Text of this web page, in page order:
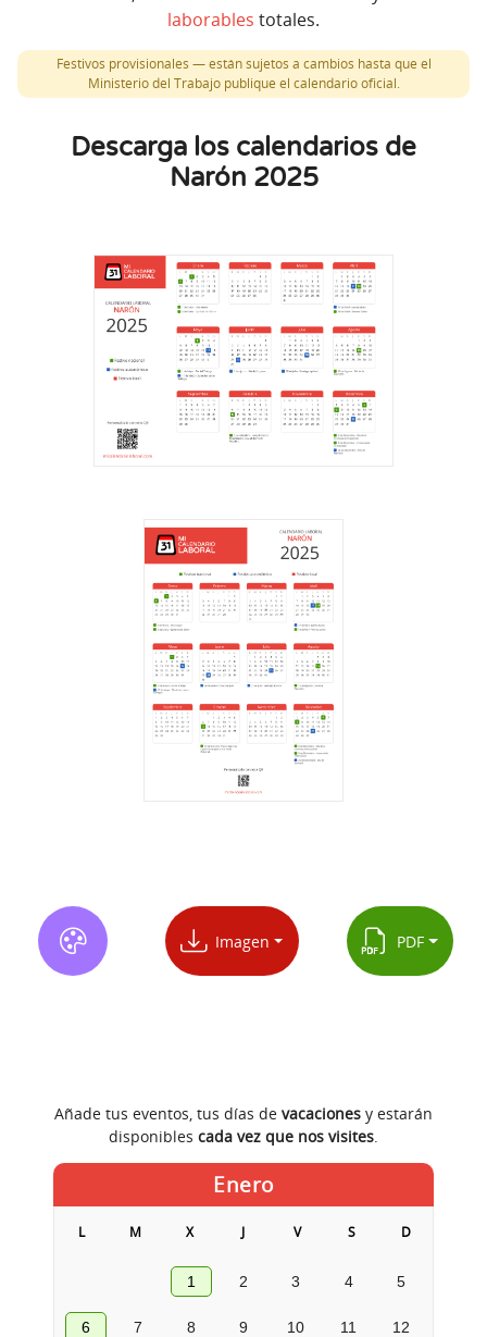
laborables totales.
Festivos provisionales — están sujetos a cambios hasta que el
Ministerio del Trabajo publique el calendario oficial.
Enero
L M X J V S D
1 2 3 4 5
6 7 8 9 10 11 12
Descarga los calendarios de
Narón 2025
Añade tus eventos, tus días de vacaciones y estarán
disponibles cada vez que nos visites.
Imagen PDF